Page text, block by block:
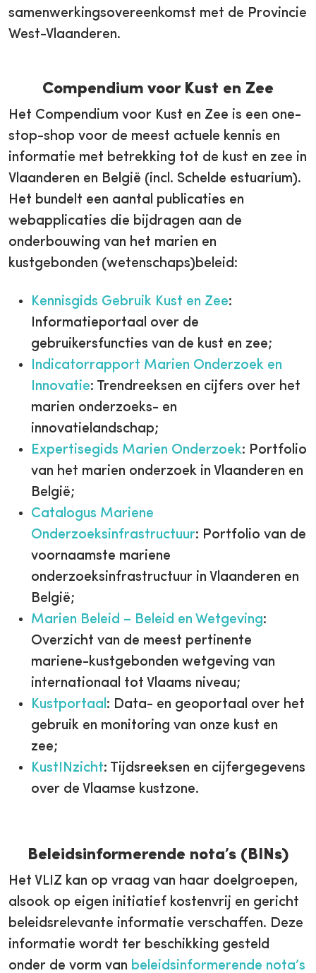
samenwerkingsovereenkomst met de Provincie
West-Vlaanderen.
Compendium voor Kust en Zee
Het Compendium voor Kust en Zee is een one-
stop-shop voor de meest actuele kennis en
informatie met betrekking tot de kust en zee in
Vlaanderen en België (incl. Schelde estuarium).
Het bundelt een aantal publicaties en
webapplicaties die bijdragen aan de
onderbouwing van het marien en
kustgebonden (wetenschaps)beleid:
Kennisgids Gebruik Kust en Zee:
Informatieportaal over de
gebruikersfuncties van de kust en zee;
Indicatorrapport Marien Onderzoek en
Innovatie: Trendreeksen en cijfers over het
marien onderzoeks- en
innovatielandschap;
Expertisegids Marien Onderzoek: Portfolio
van het marien onderzoek in Vlaanderen en
België;
Catalogus Mariene
Onderzoeksinfrastructuur: Portfolio van de
voornaamste mariene
onderzoeksinfrastructuur in Vlaanderen en
België;
Marien Beleid – Beleid en Wetgeving:
Overzicht van de meest pertinente
mariene-kustgebonden wetgeving van
internationaal tot Vlaams niveau;
Kustportaal: Data- en geoportaal over het
gebruik en monitoring van onze kust en
zee;
KustINzicht: Tijdsreeksen en cijfergegevens
over de Vlaamse kustzone.
Beleidsinformerende nota’s (BINs)
Het VLIZ kan op vraag van haar doelgroepen,
alsook op eigen initiatief kostenvrij en gericht
beleidsrelevante informatie verschaffen. Deze
informatie wordt ter beschikking gesteld
onder de vorm van beleidsinformerende nota’s